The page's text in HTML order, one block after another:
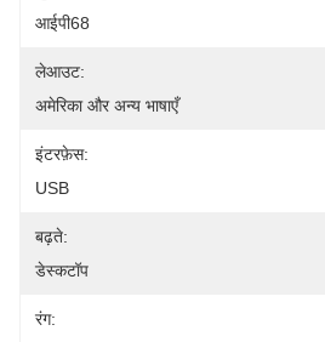
आईपी68
लेआउट:
अमेरिका और अन्य भाषाएँ
इंटरफ़ेस:
USB
बढ़ते:
डेस्कटॉप
रंग: